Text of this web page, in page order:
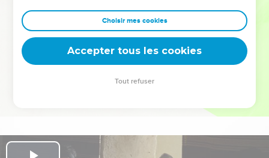
clés pour avancer avec plus de sagesse afin que leurs erreurs
deviennent vos tremplins. Que vous guidiez un ministère, une
équipe, un groupe ou une famille, leur expérience est faite
Choisir mes cookies
Accepter tous les cookies
Tout refuser